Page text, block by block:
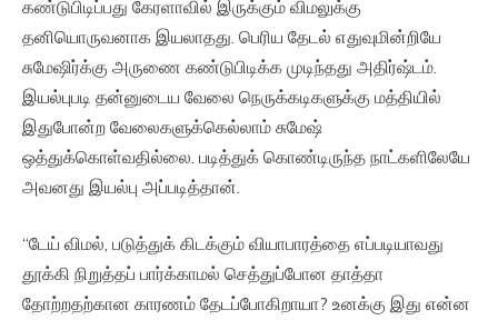
கண்டுபிடிப்பது கேரளாவில் இருக்கும் விமலுக்கு
தனியொருவனாக இயலாதது. பெரிய தேடல் எதுவுமின்றியே
சுமேஷிர்க்கு அருணை கண்டுபிடிக்க முடிந்தது அதிர்ஷ்டம்.
இயல்புபடி தன்னுடைய வேலை நெருக்கடிகளுக்கு மத்தியில்
இதுபோன்ற வேலைகளுக்கெல்லாம் சுமேஷ்
ஒத்துக்கொள்வதில்லை. படித்துக் கொண்டிருந்த நாட்களிலேயே
அவனது இயல்பு அப்படித்தான்.
“டேய் விமல், படுத்துக் கிடக்கும் வியாபாரத்தை எப்படியாவது
தூக்கி நிறுத்தப் பார்க்காமல் செத்துப்போன தாத்தா
தோற்றதற்கான காரணம் தேடப்போகிறாயா? உனக்கு இது என்ன